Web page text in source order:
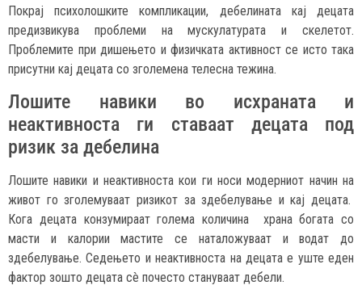
Покрај психолошките компликации, дебелината кај децата
предизвикува проблеми на мускулатурата и скелетот.
Проблемите при дишењето и физичката активност се исто така
присутни кај децата со зголемена телесна тежина.
Лошите навики во исхраната и
неактивноста ги ставаат децата под
ризик за дебелина
Лошите навики и неактивноста кои ги носи модерниот начин на
живот го зголемуваат ризикот за здебелување и кај децата.
Кога децата конзумираат голема количина храна богата со
масти и калории мастите се наталожуваат и водат до
здебелување. Седењето и неактивноста на децата е уште еден
фактор зошто децата сè почесто стануваат дебели.